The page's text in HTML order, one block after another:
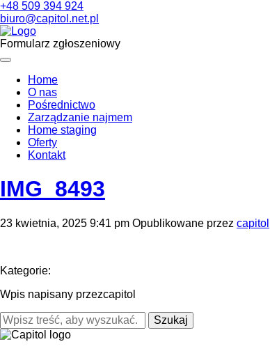
+48 509 394 924
biuro@capitol.net.pl
Formularz zgłoszeniowy
Home
O nas
Pośrednictwo
Zarządzanie najmem
Home staging
Oferty
Kontakt
IMG_8493
23 kwietnia, 2025 9:41 pm Opublikowane przez capitol
Kategorie:
Wpis napisany przezcapitol
Szukaj